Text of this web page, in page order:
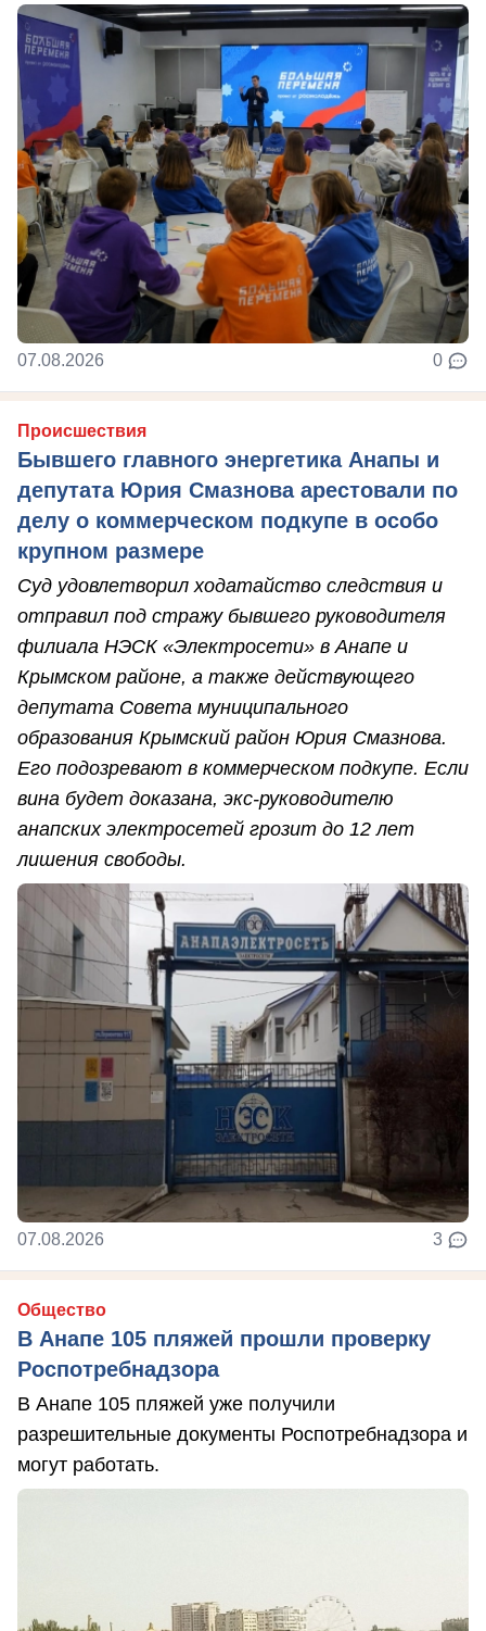
07.08.2026 0
Происшествия
Бывшего главного энергетика Анапы и
депутата Юрия Смазнова арестовали по
делу о коммерческом подкупе в особо
крупном размере
Суд удовлетворил ходатайство следствия и
отправил под стражу бывшего руководителя
филиала НЭСК «Электросети» в Анапе и
Крымском районе, а также действующего
депутата Совета муниципального
образования Крымский район Юрия Смазнова.
Его подозревают в коммерческом подкупе. Если
вина будет доказана, экс-руководителю
анапских электросетей грозит до 12 лет
лишения свободы.
07.08.2026 3
Общество
В Анапе 105 пляжей прошли проверку
Роспотребнадзора
В Анапе 105 пляжей уже получили
разрешительные документы Роспотребнадзора и
могут работать.